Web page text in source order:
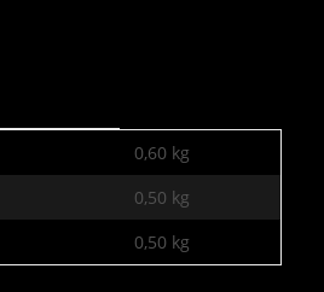
0,60 kg
0,50 kg
0,50 kg